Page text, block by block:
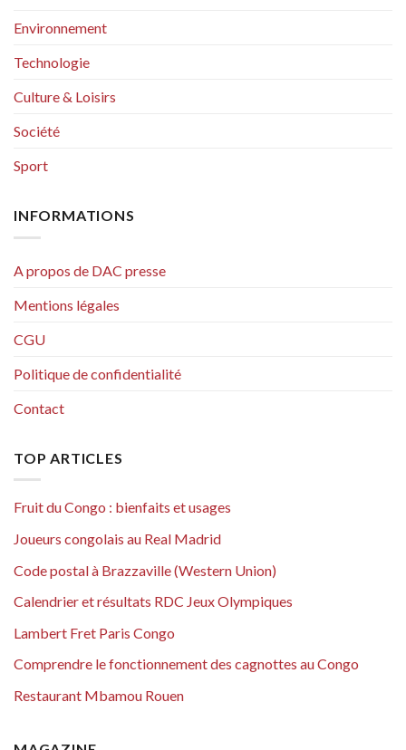
Environnement
Technologie
Culture & Loisirs
Société
Sport
INFORMATIONS
A propos de DAC presse
Mentions légales
CGU
Politique de confidentialité
Contact
TOP ARTICLES
Fruit du Congo : bienfaits et usages
Joueurs congolais au Real Madrid
Code postal à Brazzaville (Western Union)
Calendrier et résultats RDC Jeux Olympiques
Lambert Fret Paris Congo
Comprendre le fonctionnement des cagnottes au Congo
Restaurant Mbamou Rouen